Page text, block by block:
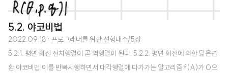
절댓값 최소의 고윳값에 대응하는 고유벡터 x_n의 방향에 가까워짐을 이용한
다. 실제 계산할 때는 역행렬을 구하는데 계산량이 많이 필요하므로 LU 분해를
한다. 5.3.3. QR 분해 Q는 A의 열벡터의 그람-슈미트(Gram-S..
5.2. 야코비법
2022.09.18 · 프로그래머를 위한 선형대수/5장
5.2.1. 평면 회전 전치행렬이 곧 역행렬이 된다. 5.2.2. 평면 회전에 의한 닮은변
환 야코비법 이를 반복시행하면서 대각행렬에 다가가는 알고리즘 f(A)가 0으